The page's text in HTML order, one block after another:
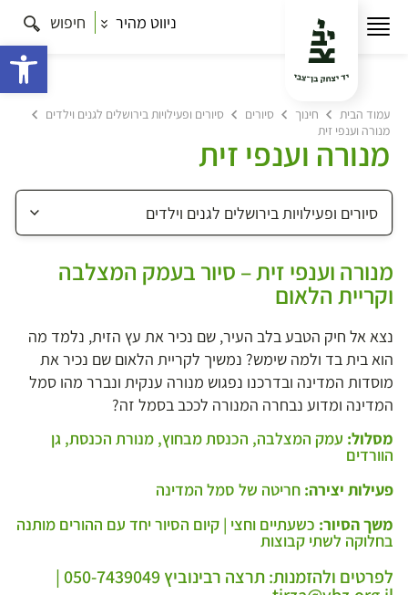
ניווט מהיר חיפוש
עמוד הבית חינוך סיורים
סיורים ופעילויות בירושלים לגנים וילדים
מנורה וענפי זית
מנורה וענפי זית
מנורה וענפי זית – סיור בעמק המצלבה
וקריית הלאום
נצא אל חיק הטבע בלב העיר, שם נכיר את עץ הזית, נלמד מה
הוא בית בד ולמה שימש? נמשיך לקריית הלאום שם נכיר את
מוסדות המדינה ובדרכנו נפגוש מנורה ענקית ונברר מהו סמל
המדינה ומדוע נבחרה המנורה לככב בסמל זה?
מסלול: עמק המצלבה, הכנסת מבחוץ, מנורת הכנסת, גן
הוורדים
פעילות יצירה: חריטה של סמל המדינה
משך הסיור: כשעתיים וחצי | קיום הסיור יחד עם ההורים מותנה
בחלוקה לשתי קבוצות
לפרטים ולהזמנות: תרצה רבינוביץ 050-7439049 |